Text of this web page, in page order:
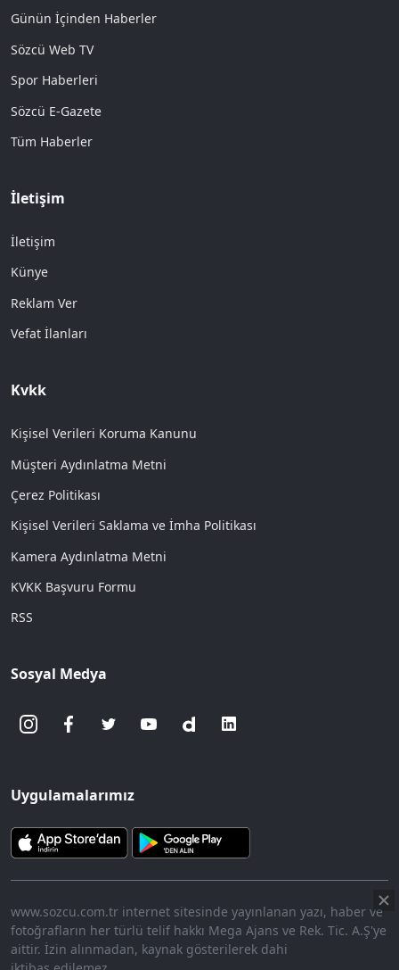
Günün İçinden Haberler
Sözcü Web TV
Spor Haberleri
Sözcü E-Gazete
Tüm Haberler
İletişim
İletişim
Künye
Reklam Ver
Vefat İlanları
Kvkk
Kişisel Verileri Koruma Kanunu
Müşteri Aydınlatma Metni
Çerez Politikası
Kişisel Verileri Saklama ve İmha Politikası
Kamera Aydınlatma Metni
KVKK Başvuru Formu
RSS
Sosyal Medya
Uygulamalarımız
www.sozcu.com.tr internet sitesinde yayınlanan yazı, haber ve
fotoğrafların her türlü telif hakkı Mega Ajans ve Rek. Tic. A.Ş'ye
aittir. İzin alınmadan, kaynak gösterilerek dahi